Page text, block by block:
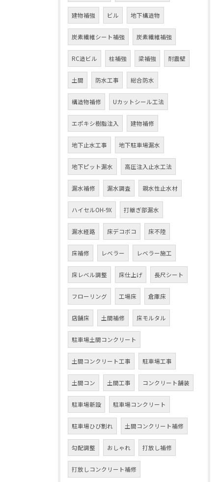
建物補強 ビル 地下構造物
炭素繊維シート補強 炭素繊維補強
RC造ビル 柱補強 梁補強 耐震壁
土間 防水工事 総合防水
構造物補修 Uカットシール工法
エポキシ樹脂注入 建物補修
地下止水工事 地下駐車場漏水
地下ピット漏水 高圧注入止水工法
漏水補修 漏水調査 親水性止水材
ハイセルOH-9X 打継ぎ部漏水
漏水経路 床デコボコ 床不陸
床補修 レベラー レベラー施工
床レベル調整 床仕上げ 長尺シート
フローリング 工場床 倉庫床
店舗床 土間補修 床モルタル
駐車場土間コンクリート
土間コンクリート工事 駐車場工事
土間コン 土間工事 コンクリート舗装
駐車場新設 駐車場コンクリート
駐車場ひび割れ 土間コンクリート補修
勾配調整 おしゃれ 打放し補修
打放しコンクリート補修